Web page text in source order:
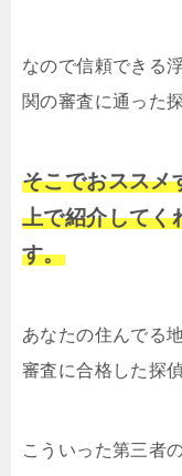
なので信頼できる
関の審査に通った
そこでおススメ
上で紹介してく
す。
あなたの住んでる
審査に合格した探
こういった第三者